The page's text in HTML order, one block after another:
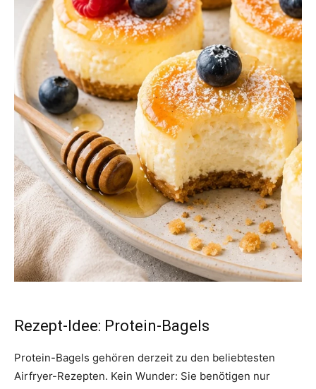
Rezept-Idee: Protein-Bagels
Protein-Bagels gehören derzeit zu den beliebtesten
Airfryer-Rezepten. Kein Wunder: Sie benötigen nur